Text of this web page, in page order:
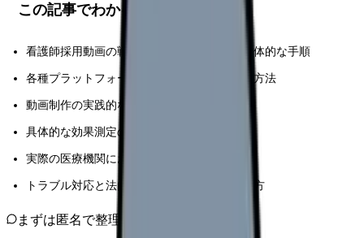
この記事でわかること
看護師採用動画の戦略立案から実践までの具体的な手順
各種プラットフォームの特性と効果的な活用方法
動画制作の実践的なノウハウとポイント
具体的な効果測定の方法とROIの算出方法
実際の医療機関における成功事例と実践策
トラブル対応と法的配慮事項の具体的な進め方
まずは匿名で整理